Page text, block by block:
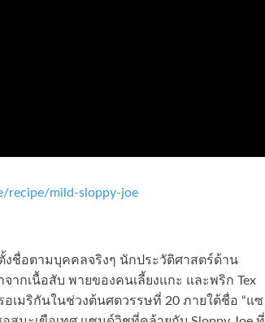
recipe/mild-sloppy-joe
งชื่อตามบุคคลจริงๆ นักประวัติศาสตร์ด้าน
กเนื้อสับ พายของคนเลี้ยงแกะ และพริก Tex
เมริกันในช่วงต้นศตวรรษที่ 20 ภายใต้ชื่อ “แซ